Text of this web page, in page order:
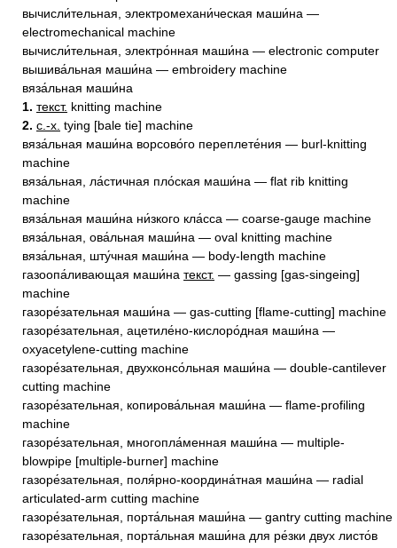
вычисли́тельная, электромехани́ческая маши́на —
electromechanical machine
вычисли́тельная, электро́нная маши́на — electronic computer
вышива́льная маши́на — embroidery machine
вяза́льная маши́на
1. текст. knitting machine
2. с.-х. tying [bale tie] machine
вяза́льная маши́на ворсово́го переплете́ния — burl-knitting
machine
вяза́льная, ла́стичная пло́ская маши́на — flat rib knitting
machine
вяза́льная маши́на ни́зкого кла́сса — coarse-gauge machine
вяза́льная, ова́льная маши́на — oval knitting machine
вяза́льная, шту́чная маши́на — body-length machine
газоопа́ливающая маши́на текст. — gassing [gas-singeing]
machine
газоре́зательная маши́на — gas-cutting [flame-cutting] machine
газоре́зательная, ацетиле́но-кислоро́дная маши́на —
oxyacetylene-cutting machine
газоре́зательная, двухконсо́льная маши́на — double-cantilever
cutting machine
газоре́зательная, копирова́льная маши́на — flame-profiling
machine
газоре́зательная, многопла́менная маши́на — multiple-
blowpipe [multiple-burner] machine
газоре́зательная, поля́рно-координа́тная маши́на — radial
articulated-arm cutting machine
газоре́зательная, порта́льная маши́на — gantry cutting machine
газоре́зательная, порта́льная маши́на для ре́зки двух листо́в